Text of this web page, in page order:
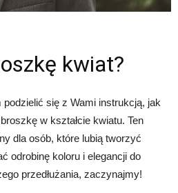
kwiat?
podzielić się z Wami instrukcją, jak
w kształcie kwiatu. Ten
dla osób, które lubią tworzyć
odrobinę koloru i elegancji do
przedłużania, zaczynajmy!